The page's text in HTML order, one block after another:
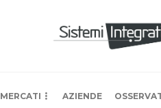
MERCATI AZIENDE